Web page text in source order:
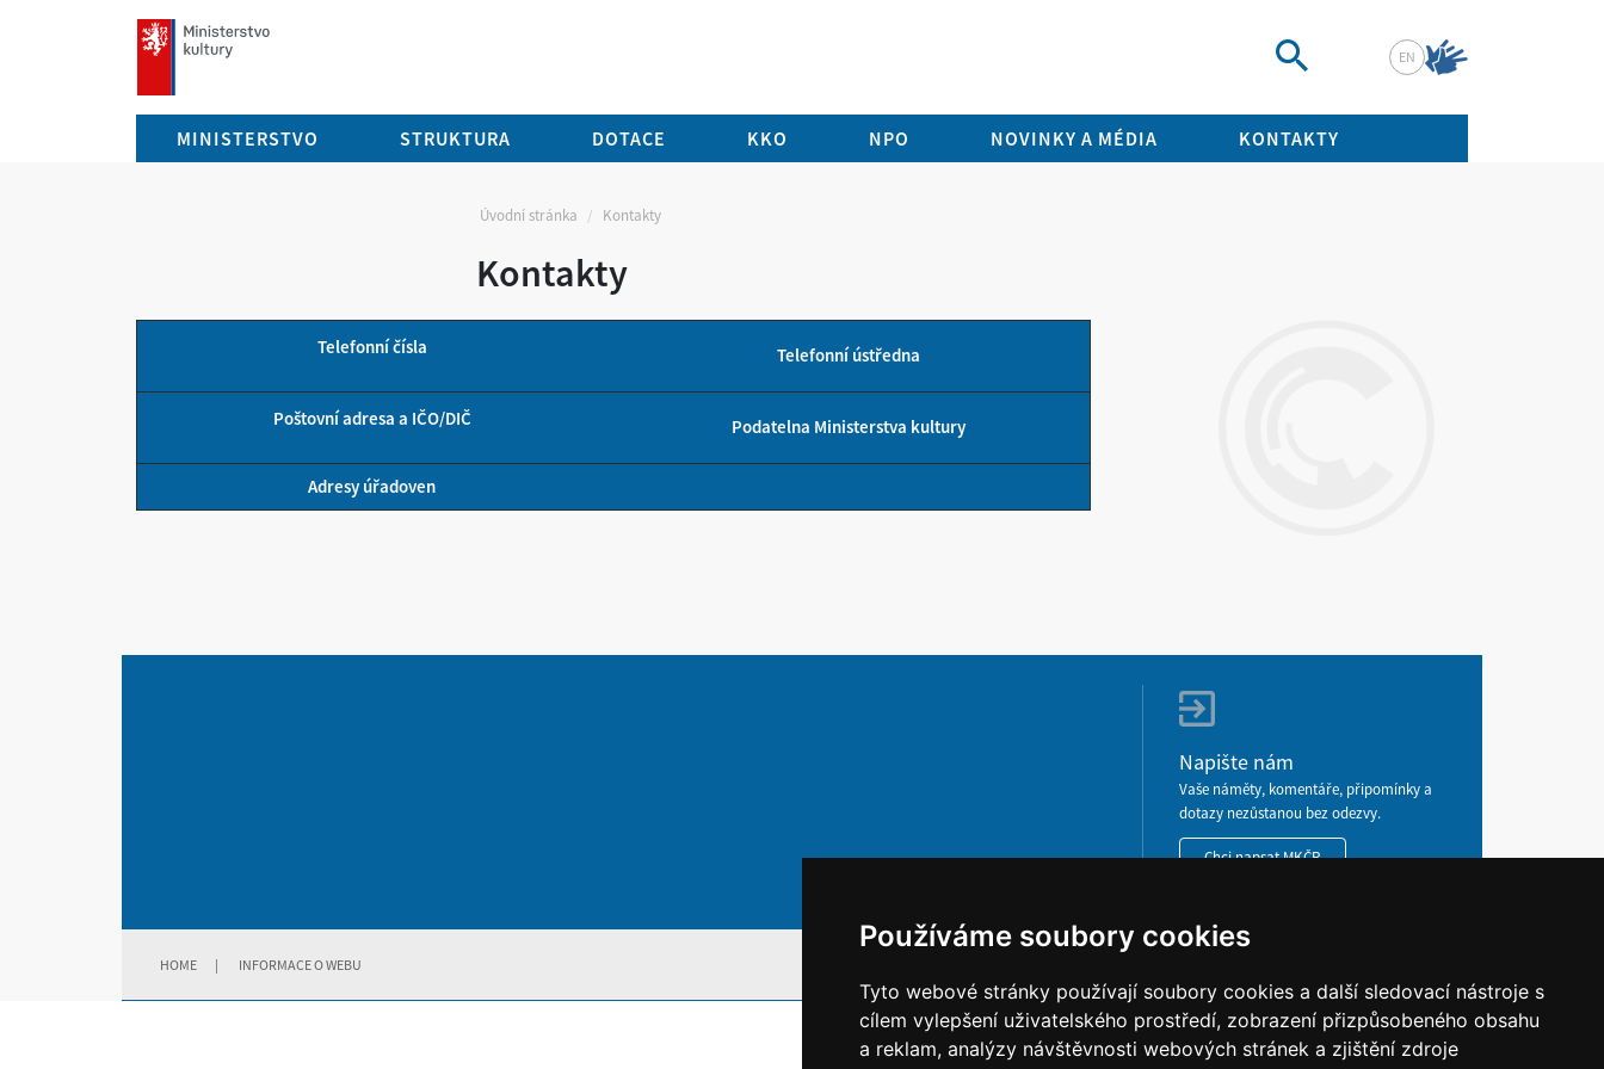
Používáme soubory cookies
Tyto webové stránky používají soubory cookies a další sledovací nástroje s
cílem vylepšení uživatelského prostředí, zobrazení přizpůsobeného obsahu
a reklam, analýzy návštěvnosti webových stránek a zjištění zdroje
mkcr.cz
EN
MINISTERSTVO STRUKTURA DOTACE KKO NPO NOVINKY A MÉDIA KONTAKTY
Úvodní stránka Kontakty
Kontakty
Telefonní čísla Telefonní ústředna
Poštovní adresa a IČO/DIČ Podatelna Ministerstva kultury
Adresy úřadoven
Napište nám
Vaše náměty, komentáře, připomínky a
dotazy nezůstanou bez odezvy.
Chci napsat MKČR
HOME | INFORMACE O WEBU